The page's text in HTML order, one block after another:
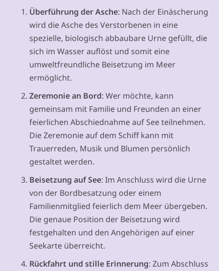
Überführung der Asche: Nach der Einäscherung
wird die Asche des Verstorbenen in eine
spezielle, biologisch abbaubare Urne gefüllt, die
sich im Wasser auflöst und somit eine
umweltfreundliche Beisetzung im Meer
ermöglicht.
Zeremonie an Bord: Wer möchte, kann
gemeinsam mit Familie und Freunden an einer
feierlichen Abschiednahme auf See teilnehmen.
Die Zeremonie auf dem Schiff kann mit
Trauerreden, Musik und Blumen persönlich
gestaltet werden.
Beisetzung auf See: Im Anschluss wird die Urne
von der Bordbesatzung oder einem
Familienmitglied feierlich dem Meer übergeben.
Die genaue Position der Beisetzung wird
festgehalten und den Angehörigen auf einer
Seekarte überreicht.
Rückfahrt und stille Erinnerung: Zum Abschluss